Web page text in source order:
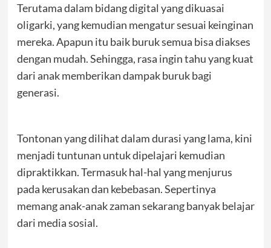
Terutama dalam bidang digital yang dikuasai
oligarki, yang kemudian mengatur sesuai keinginan
mereka. Apapun itu baik buruk semua bisa diakses
dengan mudah. Sehingga, rasa ingin tahu yang kuat
dari anak memberikan dampak buruk bagi
generasi.
Tontonan yang dilihat dalam durasi yang lama, kini
menjadi tuntunan untuk dipelajari kemudian
dipraktikkan. Termasuk hal-hal yang menjurus
pada kerusakan dan kebebasan. Sepertinya
memang anak-anak zaman sekarang banyak belajar
dari media sosial.